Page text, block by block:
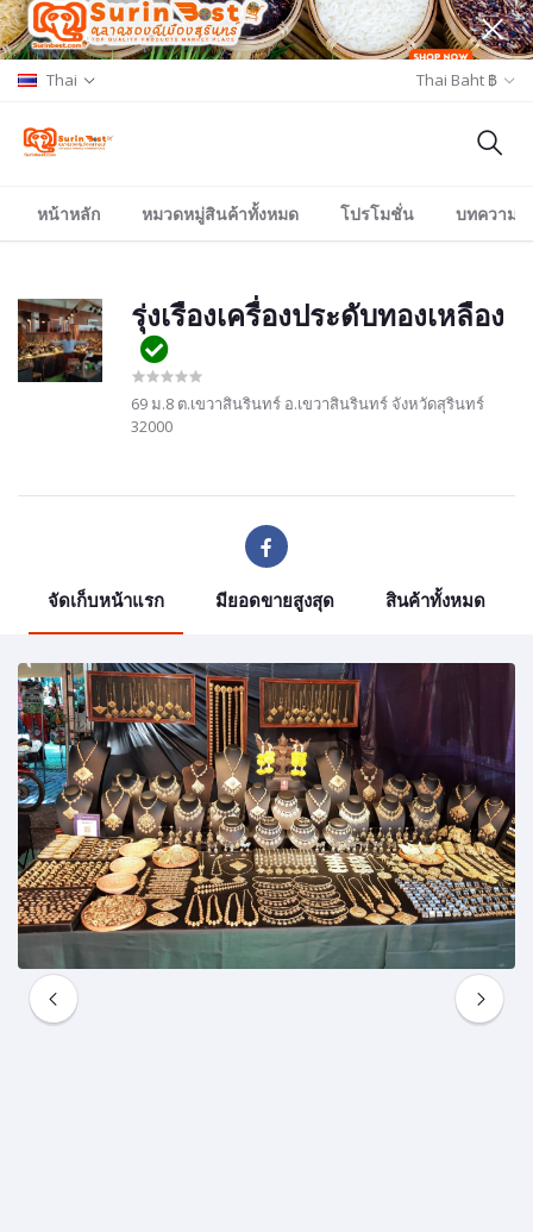
Thai Thai Baht ฿
หน้าหลัก หมวดหมู่สินค้าทั้งหมด โปรโมชั่น บทความ/
รุ่งเรืองเครื่องประดับทองเหลือง
69 ม.8 ต.เขวาสินรินทร์ อ.เขวาสินรินทร์ จังหวัดสุรินทร์
32000
จัดเก็บหน้าแรก มียอดขายสูงสุด สินค้าทั้งหมด